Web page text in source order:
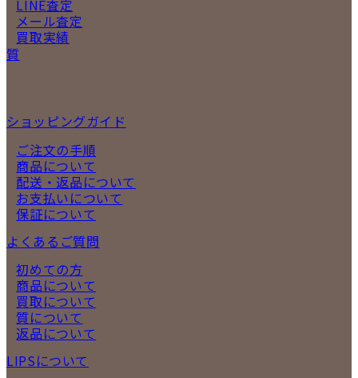
LINE査定
メール査定
買取実績
質
ショッピングガイド
ご注文の手順
商品について
配送・返品について
お支払いについて
保証について
よくあるご質問
初めての方
商品について
買取について
質について
返品について
LIPSについて